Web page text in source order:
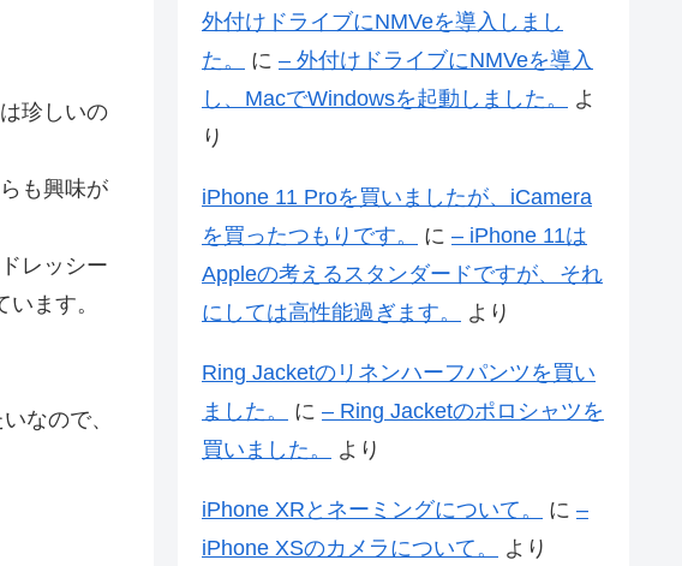
珍しいの
も興味が
レッシー
ます。
なので、
外付けドライブにNMVeを導入しまし
た。
に – 外付けドライブにNMVeを導入
し、MacでWindowsを起動しました。
よ
り
iPhone 11 Proを買いましたが、iCamera
を買ったつもりです。
に – iPhone 11は
Appleの考えるスタンダードですが、それ
にしては高性能過ぎます。
より
Ring Jacketのリネンハーフパンツを買い
ました。
に – Ring Jacketのポロシャツを
買いました。
より
iPhone XRとネーミングについて。 に –
iPhone XSのカメラについて。
より